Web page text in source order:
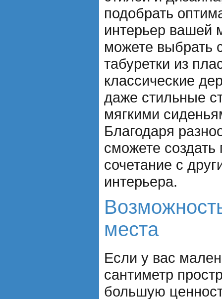
подобрать
интерьер вашей
можете выбрать
табуретки из
классические
даже стильные
мягкими
Благодаря
сможете создать
сочетание с
интерьера.
места
Если у вас
сантиметр
большую